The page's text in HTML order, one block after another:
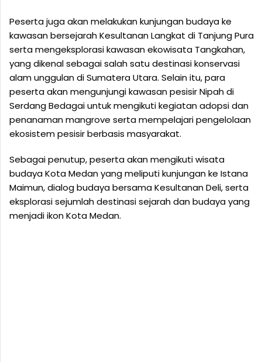
Peserta juga akan melakukan kunjungan budaya ke
kawasan bersejarah Kesultanan Langkat di Tanjung Pura
serta mengeksplorasi kawasan ekowisata Tangkahan,
yang dikenal sebagai salah satu destinasi konservasi
alam unggulan di Sumatera Utara. Selain itu, para
peserta akan mengunjungi kawasan pesisir Nipah di
Serdang Bedagai untuk mengikuti kegiatan adopsi dan
penanaman mangrove serta mempelajari pengelolaan
ekosistem pesisir berbasis masyarakat.
Sebagai penutup, peserta akan mengikuti wisata
budaya Kota Medan yang meliputi kunjungan ke Istana
Maimun, dialog budaya bersama Kesultanan Deli, serta
eksplorasi sejumlah destinasi sejarah dan budaya yang
menjadi ikon Kota Medan.